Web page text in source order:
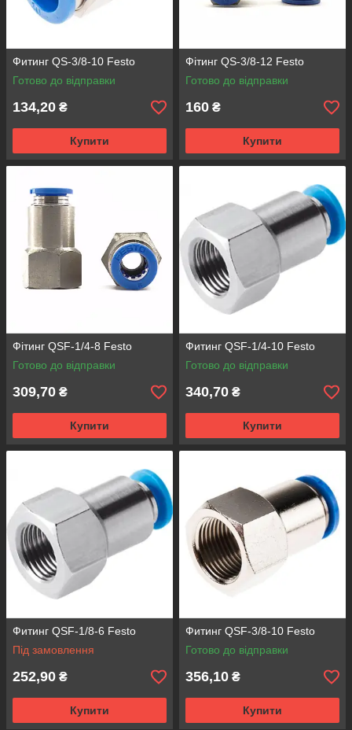
Фитинг QS-3/8-10 Festo
Готово до відправки
134,20 ₴
Купити
Фітинг QS-3/8-12 Festo
Готово до відправки
160 ₴
Купити
Фітинг QSF-1/4-8 Festo
Готово до відправки
309,70 ₴
Купити
Фитинг QSF-1/4-10 Festo
Готово до відправки
340,70 ₴
Купити
Фитинг QSF-1/8-6 Festo
Під замовлення
252,90 ₴
Купити
Фитинг QSF-3/8-10 Festo
Готово до відправки
356,10 ₴
Купити